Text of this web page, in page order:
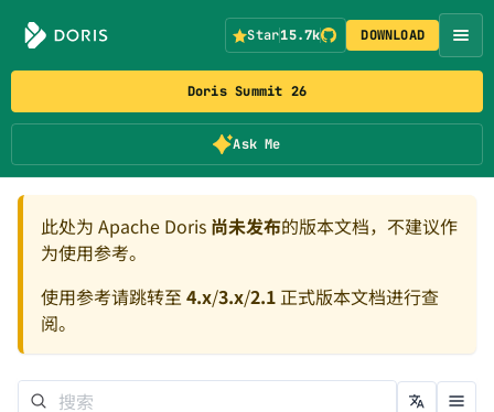
Doris Summit 26
Ask Me
Star15.7k DOWNLOAD
此处为 Apache Doris 尚未发布的版本文档，不建议作
为使用参考。
使用参考请跳转至 4.x/3.x/2.1正式版本文档进行查
阅。